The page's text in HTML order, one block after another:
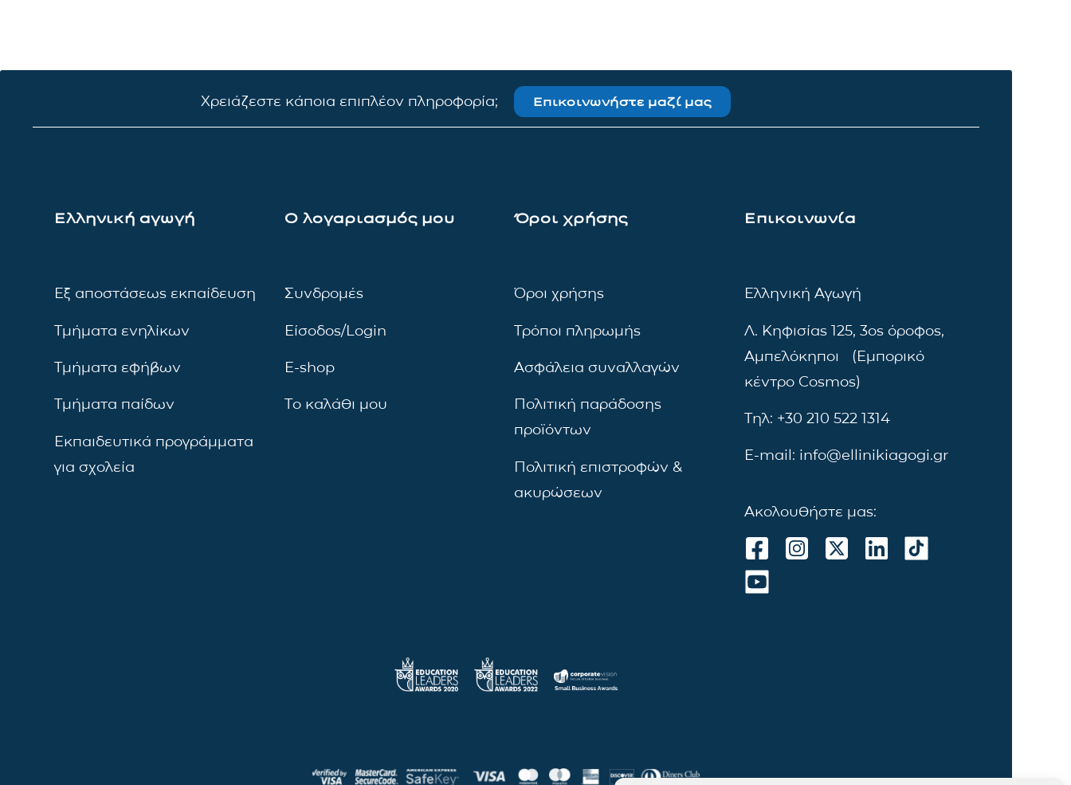
Χρειάζεστε κάποια επιπλέον πληροφορία; Επικοινωνήστε μαζί μας
Ελληνική αγωγή
Εξ αποστάσεως εκπαίδευση
Τμήματα ενηλίκων
Τμήματα εφήβων
Τμήματα παίδων
Εκπαιδευτικά προγράμματα
για σχολεία
Ο λογαριασμός μου
Συνδρομές
Είσοδος/Login
E-shop
Το καλάθι μου
Όροι χρήσης
Όροι χρήσης
Τρόποι πληρωμής
Ασφάλεια συναλλαγών
Πολιτική παράδοσης
προϊόντων
Πολιτική επιστροφών &
ακυρώσεων
Επικοινωνία
Ελληνική Αγωγή
Λ. Κηφισίας 125, 3ος όροφος,
Αμπελόκηποι (Εμπορικό
κέντρο Cosmos)
Τηλ: +30 210 522 1314
E-mail: info@ellinikiagogi.gr
Ακολουθήστε μας: